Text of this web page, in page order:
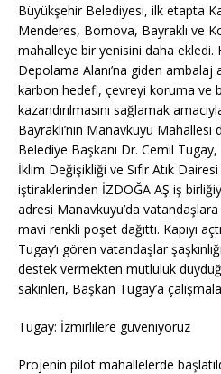
Büyükşehir Belediyesi, ilk etapta
Menderes, Bornova, Bayraklı ve
mahalleye bir yenisini daha ekledi.
Depolama Alanı’na giden ambalaj
karbon hedefi, çevreyi koruma ve
kazandırılmasını sağlamak
Bayraklı’nın Manavkuyu
Belediye Başkanı Dr. Cemil
İklim Değişikliği ve Sıfır Atık
iştiraklerinden İZDOĞA AŞ iş
adresi Manavkuyu’da
mavi renkli poşet dağıttı. Kapıyı
Tugay’ı gören vatandaşlar
destek vermekten mutluluk
sakinleri, Başkan Tugay’a
Tugay: İzmirlilere güveniyoruz
Projenin pilot mahallelerde